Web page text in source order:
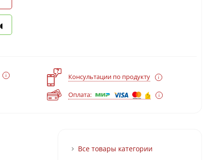
?
Консультации по продукту
Оплата:
Все товары категории